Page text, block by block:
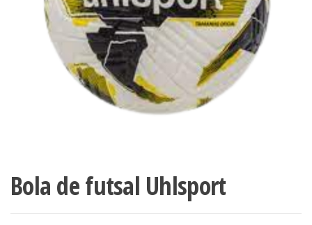
Bola de futsal Uhlsport